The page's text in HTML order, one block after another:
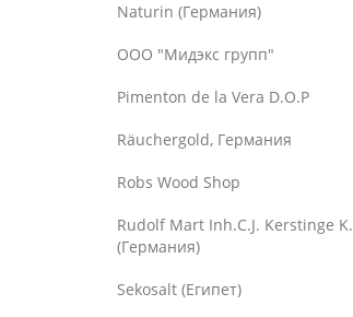
Naturin (Германия)
OOO "Мидэкс групп"
Pimenton de la Vera D.O.P
Räuchergold, Германия
Robs Wood Shop
Rudolf Mart Inh.C.J. Kerstinge K.
(Германия)
Sekosalt (Египет)